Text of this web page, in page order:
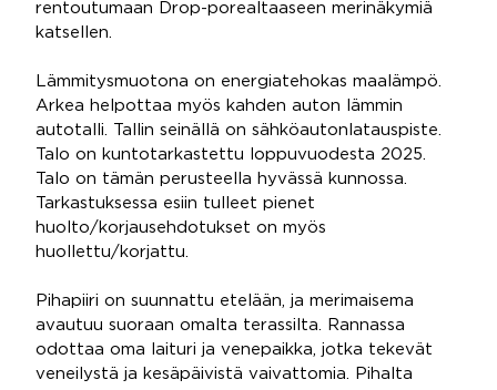
rentoutumaan Drop-porealtaaseen merinäkymiä
katsellen.
Lämmitysmuotona on energiatehokas maalämpö.
Arkea helpottaa myös kahden auton lämmin
autotalli. Tallin seinällä on sähköautonlatauspiste.
Talo on kuntotarkastettu loppuvuodesta 2025.
Talo on tämän perusteella hyvässä kunnossa.
Tarkastuksessa esiin tulleet pienet
huolto/korjausehdotukset on myös
huollettu/korjattu.
Pihapiiri on suunnattu etelään, ja merimaisema
avautuu suoraan omalta terassilta. Rannassa
odottaa oma laituri ja venepaikka, jotka tekevät
veneilystä ja kesäpäivistä vaivattomia. Pihalta